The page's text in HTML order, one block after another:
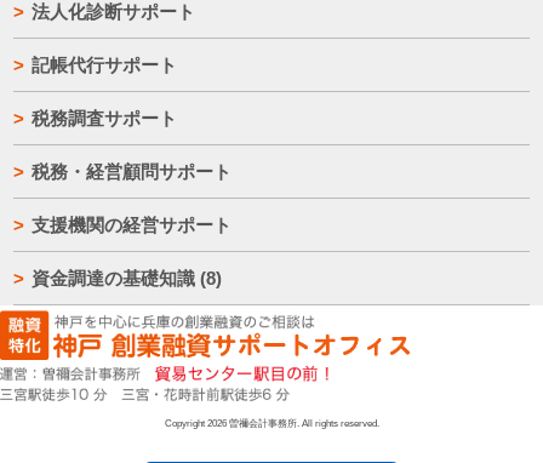
法人化診断サポート
記帳代行サポート
税務調査サポート
税務・経営顧問サポート
支援機関の経営サポート
資金調達の基礎知識 (8)
Copyright 2026 曽禰会計事務所. All rights reserved.